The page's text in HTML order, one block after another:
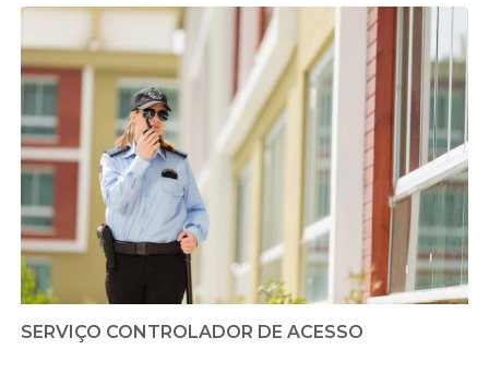
SERVIÇO CONTROLADOR DE ACESSO